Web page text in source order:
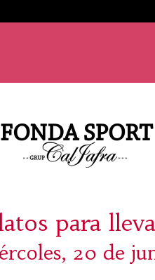
para
20 de